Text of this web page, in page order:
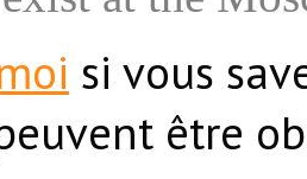
si vous
être